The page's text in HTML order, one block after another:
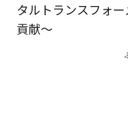
Careers
タルトランスフォ
貢献～